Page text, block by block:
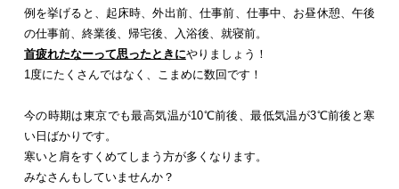
例を挙げると、起床時、外出前、仕事前、仕事中、お昼休憩、午後
の仕事前、終業後、帰宅後、入浴後、就寝前。
首疲れたなーって思ったときにやりましょう！
1度にたくさんではなく、こまめに数回です！
今の時期は東京でも最高気温が10℃前後、最低気温が3℃前後と寒
い日ばかりです。
寒いと肩をすくめてしまう方が多くなります。
みなさんもしていませんか？